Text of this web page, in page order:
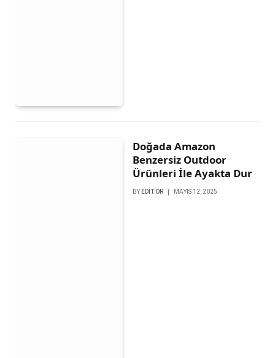
Doğada Amazon
Benzersiz Outdoor
Ürünleri İle Ayakta Dur
BY EDITÖR MAYIS 12, 2025